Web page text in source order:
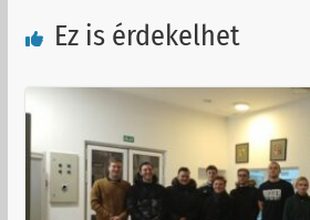
Ez is érdekelhet